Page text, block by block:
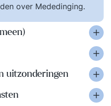
over Mededinging.
uitzonderingen